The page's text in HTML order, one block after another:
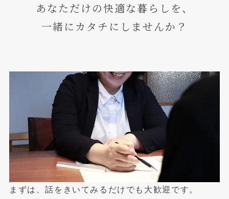
あなただけの快適な暮らしを、
一緒にカタチにしませんか？
まずは、話をきいてみるだけでも大歓迎です。